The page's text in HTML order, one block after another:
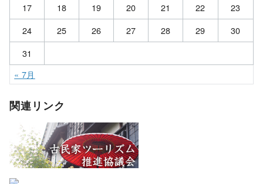
17
18 19 20 21 22
23
24
25 26 27 28 29
30
31
« 7月
関連リンク